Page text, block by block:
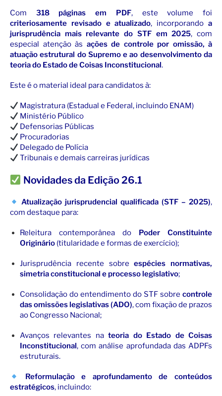
Com 318 páginas em PDF, este volume foi
criteriosamente revisado e atualizado, incorporandoa
jurisprudência mais relevante do STF em 2025, com
especial atenção às ações de controle por omissão, à
atuação estrutural do Supremo e ao desenvolvimento da
teoria do Estado de Coisas Inconstitucional.
Este é o material ideal para candidatos à:
Magistratura (Estadual e Federal, incluindo ENAM)
Ministério Público
Defensorias Públicas
Procuradorias
Delegado de Polícia
Tribunais e demais carreiras jurídicas
Novidades da Edição 26.1
Atualização jurisprudencial qualificada (STF – 2025),
com destaque para:
Releitura contemporânea do Poder Constituinte
Originário (titularidade e formas de exercício);
Jurisprudência recente sobreespécies normativas,
simetria constitucional e processo legislativo;
Consolidação do entendimento do STF sobre controle
das omissões legislativas (ADO), com fixação de prazos
ao Congresso Nacional;
Avanços relevantes nateoria do Estado de Coisas
Inconstitucional, com análise aprofundada das ADPFs
estruturais.
Reformulação e aprofundamento de conteúdos
estratégicos, incluindo: